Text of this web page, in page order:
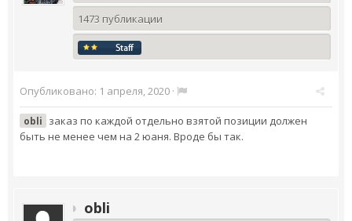
1473 публикации
Опубликовано: 1 апреля, 2020 ·
obli
заказ по каждой отдельно взятой позиции должен
быть не менее чем на 2 юаня. Вроде бы так.
obli